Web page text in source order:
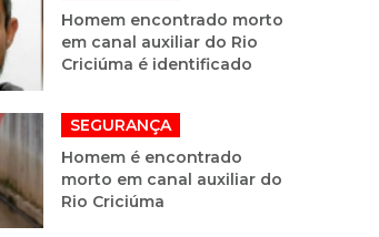
Homem encontrado morto
em canal auxiliar do Rio
Criciúma é identificado
SEGURANÇA
Homem é encontrado
morto em canal auxiliar do
Rio Criciúma